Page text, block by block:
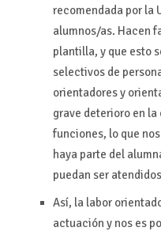
recomendada por la
alumnos/as. Hacen
plantilla, y que esto
selectivos de
orientadores y
grave deterioro en
funciones, lo que
haya parte del
puedan ser
Así, la labor
actuación y nos es